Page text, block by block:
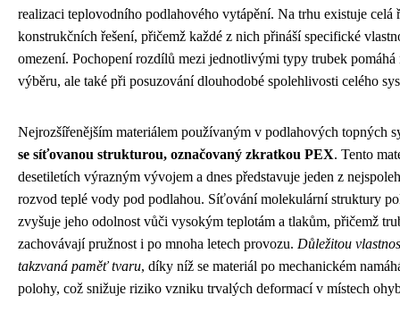
realizaci teplovodního podlahového vytápění. Na trhu existuje celá
konstrukčních řešení, přičemž každé z nich přináší specifické
omezení. Pochopení rozdílů mezi jednotlivými typy trubek pomáhá
výběru, ale také při posuzování dlouhodobé spolehlivosti celého
Nejrozšířenějším materiálem používaným v podlahových topných
se síťovanou strukturou, označovaný zkratkou PEX. Tento
desetiletích výrazným vývojem a dnes představuje jeden z
rozvod teplé vody pod podlahou. Síťování molekulární struktury
zvyšuje jeho odolnost vůči vysokým teplotám a tlakům, přičemž
zachovávají pružnost i po mnoha letech provozu. Důležitou
takzvaná paměť tvaru, díky níž se materiál po mechanickém
polohy, což snižuje riziko vzniku trvalých deformací v místech